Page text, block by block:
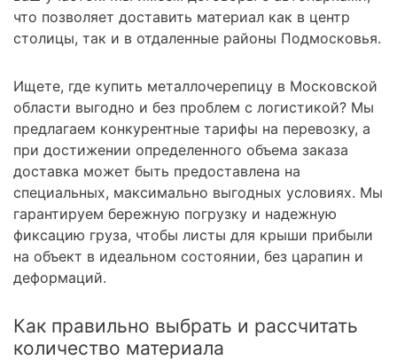
что позволяет доставить материал как в центр
столицы, так и в отдаленные районы Подмосковья.
Ищете, где купить металлочерепицу в Московской
области выгодно и без проблем с логистикой? Мы
предлагаем конкурентные тарифы на перевозку, а
при достижении определенного объема заказа
доставка может быть предоставлена на
специальных, максимально выгодных условиях. Мы
гарантируем бережную погрузку и надежную
фиксацию груза, чтобы листы для крыши прибыли
на объект в идеальном состоянии, без царапин и
деформаций.
Как правильно выбрать и рассчитать
количество материала